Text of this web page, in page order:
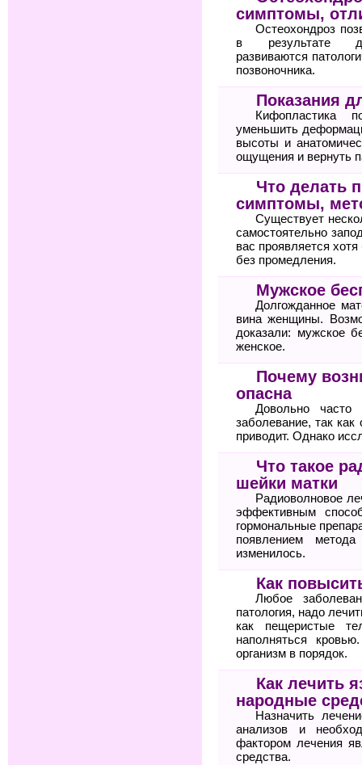
симптомы,
Остеохондроз
в результате
развиваются
позвоночника.
Показания
Кифопластика
уменьшить
высоты и
ощущения и вернуть
Что делать
симптомы,
Существует
самостоятельно
вас проявляется
без промедления.
Мужское
Долгожданное
вина женщины.
доказали: мужское
женское.
Почему
опасна
Довольно часто
заболевание, так
приводит. Однако
Что такое
шейки матки
Радиоволновое
эффективным
гормональные
появлением
изменилось.
Как
Любое
патология, надо
как пещеристые
наполняться
организм в порядок.
Как лечить
народные
Назначить
анализов и
фактором лечения
средства.